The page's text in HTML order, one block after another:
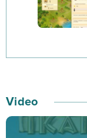
grą w świecie
potrzebował
wydobywaj ten
istotne budynki.
Video